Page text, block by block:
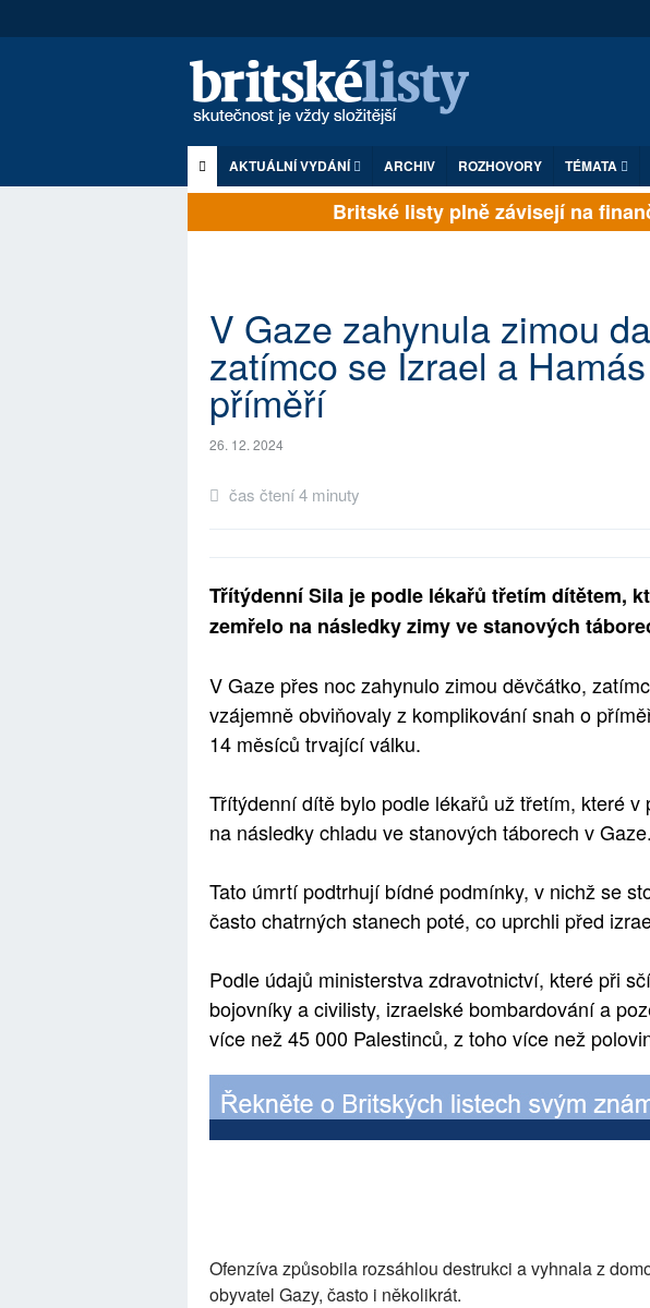
AKTUÁLNÍ VYDÁNÍ ARCHIV ROZHOVORY TÉMATA
Britské listy plně závisejí na
V Gaze zahynula zimou
zatímco se Izrael a
příměří
26. 12. 2024
čas čtení 4 minuty
Třítýdenní Sila je podle lékařů třetím dítětem,
zemřelo na následky zimy ve stanových
V Gaze přes noc zahynulo zimou děvčátko,
vzájemně obviňovaly z komplikování snah o
14 měsíců trvající válku.
Třítýdenní dítě bylo podle lékařů už třetím, které
na následky chladu ve stanových táborech v Gaze.
Tato úmrtí podtrhují bídné podmínky, v nichž se
často chatrných stanech poté, co uprchli před
Podle údajů ministerstva zdravotnictví, které při
bojovníky a civilisty, izraelské bombardování a
více než 45 000 Palestinců, z toho více než
Ofenzíva způsobila rozsáhlou destrukci a vyhnala z
obyvatel Gazy, často i několikrát.